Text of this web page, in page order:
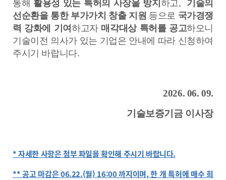
통해 활용성 있는 특허의 사장을 방지 하고, 기술의
선순환을 통한 부가가치 창출 지원 등으로 국가경쟁
력 강화에 기여 하고자 매각대상 특허를 공고하오니
기술이전 의사가 있는 기업은 안내에 따라 신청하여
주시기 바랍니다.
2026. 06. 09.
기술보증기금 이사장
* 자세한 사항은 첨부 파일을 확인해 주시기 바랍니다.
** 공고 마감은 06.22.(월) 16:00 까지이며, 한 개 특허에 매수 희